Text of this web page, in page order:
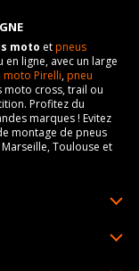
moto etpneus
ligne, avec un large
moto Pirelli,pneu
moto cross, trail ou
Profitez du
marques ! Evitez
montage de pneus
Marseille, Toulouse et